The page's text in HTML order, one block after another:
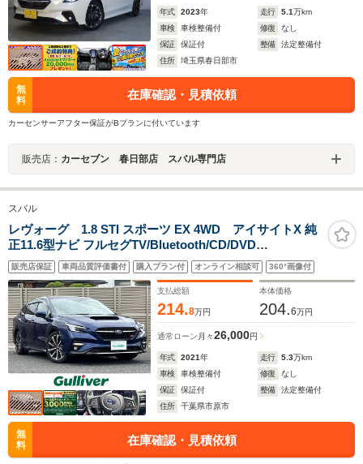
年式 2023年 走行 5.1万km
車検
車検整備付 修復
なし
保証
保証付 整備
法定整備付
住所
埼玉県春日部市
無
料
在庫確認・見積依頼
カーセンサーアフター保証がBプランに付いています
販売店： カーセブン 春日部店 スバル専門店
スバル
レヴォーグ 1.8 STI スポーツ EX 4WD アイサイトX 純
正11.6型ナビ フルセグTV/Bluetooth/CD/DVD
AppleCarPlay/AndroidAuto バックカメラ 前方ドライブ
レコーダー 全車速追従機能付クルーズコントロール 電動
リアゲート プリクラッシュブレーキ
販売店保証 車両品質評価書付 購入プラン付 オンライン相談可 360°画像付
支払総額
214.8万円
本体価格
204.6万円
通常ローン 月々26,000円
年式 2021年 走行 5.3万km
車検
車検整備付 修復
なし
保証
保証付 整備
法定整備付
住所
千葉県市原市
無
料
在庫確認・見積依頼